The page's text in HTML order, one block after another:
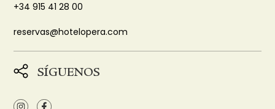
+34 915 41 28 00
reservas@hotelopera.com
SÍGUENOS